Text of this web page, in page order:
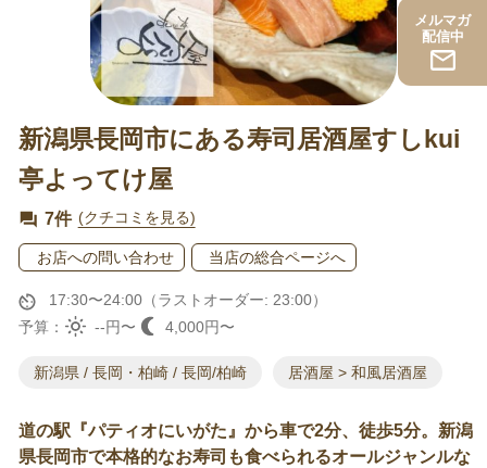
メルマガ
配信中
新潟県長岡市にある寿司居酒屋すしkui
亭よってけ屋
7件 (クチコミを見る)
お店への問い合わせ 当店の総合ページへ
17:30〜24:00（ラストオーダー: 23:00）
予算：
--円〜 4,000円〜
新潟県 / 長岡・柏崎 / 長岡/柏崎 居酒屋 > 和風居酒屋
道の駅『パティオにいがた』から車で2分、徒歩5分。新潟
県長岡市で本格的なお寿司も食べられるオールジャンルな